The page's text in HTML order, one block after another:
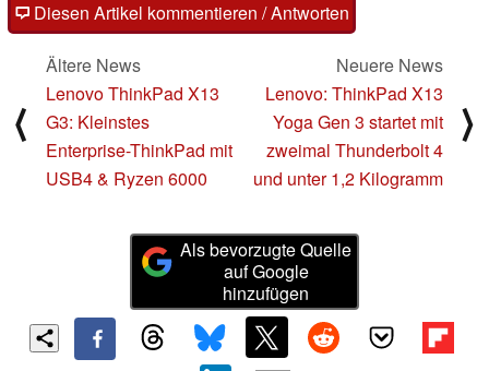
Diesen Artikel kommentieren / Antworten
⟨
Ältere News
Lenovo ThinkPad X13
G3: Kleinstes
Enterprise-ThinkPad mit
USB4 & Ryzen 6000
Neuere News
Lenovo: ThinkPad X13
Yoga Gen 3 startet mit
zweimal Thunderbolt 4
und unter 1,2 Kilogramm
⟩
Als bevorzugte Quelle
auf Google
hinzufügen